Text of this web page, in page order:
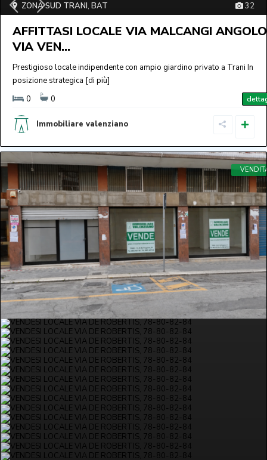
32
ZONA SUD TRANI, BAT
AFFITTASI LOCALE VIA MALCANGI ANGOLO
VIA VEN...
Prestigioso locale indipendente con ampio giardino privato a Trani In
posizione strategica [di più]
0
0
Immobiliare valenziano